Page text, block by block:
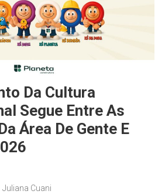
Da Cultura
Segue Entre As
Área De Gente E
Juliana Cuani